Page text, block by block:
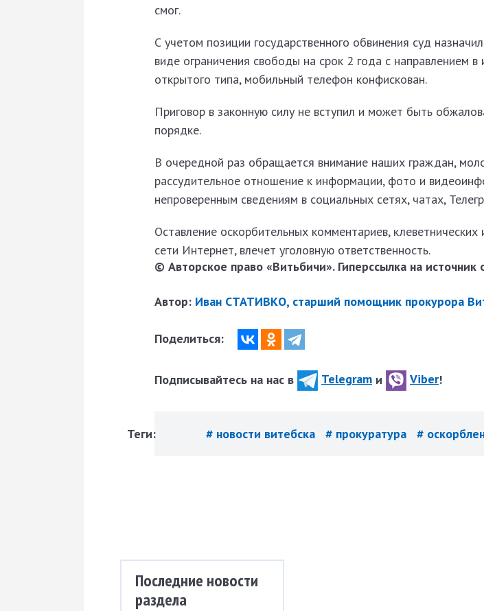
смог.
С учетом позиции государственного обвинения суд
виде ограничения свободы на срок 2 года с направлением
открытого типа, мобильный телефон конфискован.
Приговор в законную силу не вступил и может быть
порядке.
В очередной раз обращается внимание наших граждан,
рассудительное отношение к информации, фото и
непроверенным сведениям в социальных сетях, чатах,
Оставление оскорбительных комментариев,
сети Интернет, влечет уголовную ответственность.
© Авторское право «Витьбичи». Гиперссылка на источник
Автор: Иван СТАТИВКО, старший помощник прокурора
Поделиться:
Подписывайтесь на нас в Telegram и Viber!
Теги: # новости витебска # прокуратура #
Последние новости
раздела